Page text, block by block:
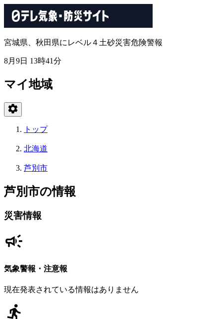
宮城県、秋田県にレベル４土砂災害危険警報
8月9日 13時41分
マイ地域
トップ
北海道
芦別市
芦別市の情報
災害情報
気象警報・注意報
現在発表されている情報はありません